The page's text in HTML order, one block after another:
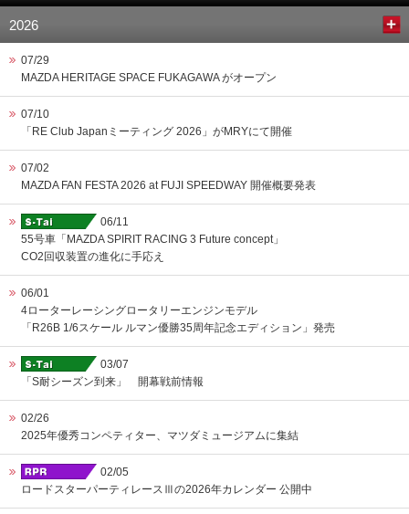
2026
07/29
MAZDA HERITAGE SPACE FUKAGAWA がオープン
07/10
「RE Club Japanミーティング 2026」がMRYにて開催
07/02
MAZDA FAN FESTA 2026 at FUJI SPEEDWAY 開催概要発表
06/11
55号車「MAZDA SPIRIT RACING 3 Future concept」
CO2回収装置の進化に手応え
06/01
4ローターレーシングロータリーエンジンモデル
「R26B 1/6スケール ルマン優勝35周年記念エディション」発売
03/07
「S耐シーズン到来」 開幕戦前情報
02/26
2025年優秀コンペティター、マツダミュージアムに集結
02/05
ロードスターパーティレースⅢの2026年カレンダー 公開中